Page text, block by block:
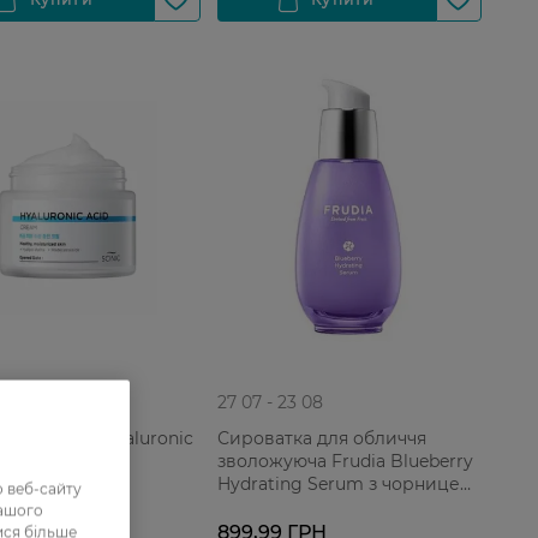
обличчя Hyaluronic
ГРН
27 07 - 23 08
Сироватка для обличчя
зволожуюча Frudia Blueberry
Hydrating Serum з чорницею
899,99 ГРН
сайту
більше